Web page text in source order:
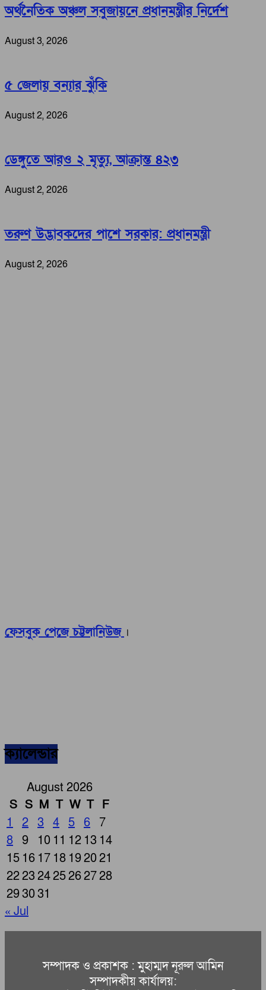
অর্থনৈতিক অঞ্চল সবুজায়নে প্রধানমন্ত্রীর নির্দেশ
August 3, 2026
৫ জেলায় বন্যার ঝুঁকি
August 2, 2026
ডেঙ্গুতে আরও ২ মৃত্যু, আক্রান্ত ৪২৩
August 2, 2026
তরুণ উদ্ভাবকদের পাশে সরকার: প্রধানমন্ত্রী
August 2, 2026
ফেসবুক পেজে চট্টলানিউজ ।
ক্যালেন্ডার
August 2026
S S M T W T F
1
2 3 4 5 6
7
8 9 10 11 12 13 14
15 16 17 18 192021
22232425262728
293031
« Jul
সম্পাদক ও প্রকাশক : মুহাম্মদ নূরুল আমিন
সম্পাদকীয় কার্যালয়: